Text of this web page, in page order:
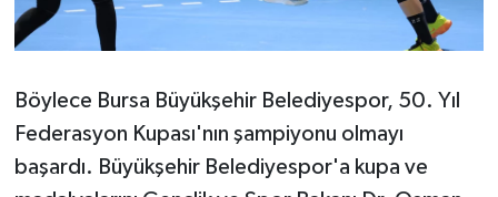
Böylece Bursa Büyükşehir Belediyespor, 50. Yıl
Federasyon Kupası'nın şampiyonu olmayı
başardı. Büyükşehir Belediyespor'a kupa ve